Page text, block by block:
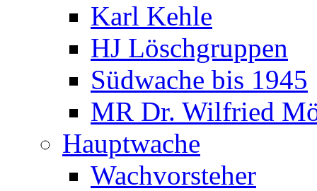
Karl Kehle
HJ Löschgruppen
Südwache bis 1945
MR Dr. Wilfried
Hauptwache
Wachvorsteher